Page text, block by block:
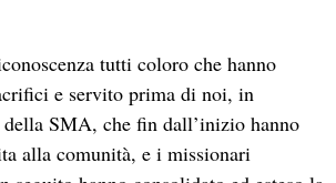
tutti coloro che hanno
e servito prima di noi, in
SMA, che fin dall’inizio hanno
alla comunità, e i missionari